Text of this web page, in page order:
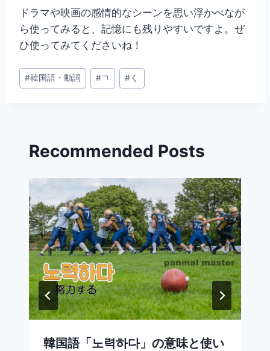
ドラマや映画の感情的なシーンを思い浮かべなが
ら使ってみると、記憶にも残りやすいですよ。ぜ
ひ使ってみてくださいね！
投
稿
#韓国語・動詞 #ㄱ #く
Recommended Posts
韓国語「노력하다」の意味と使い